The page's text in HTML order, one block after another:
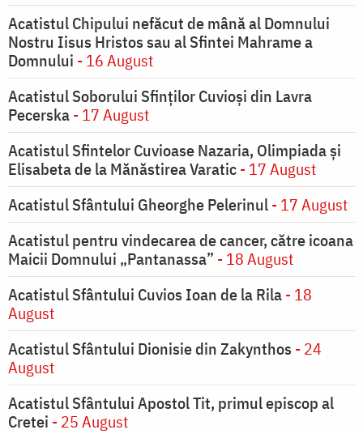
Acatistul Chipului nefăcut de mână al Domnului
Nostru Iisus Hristos sau al Sfintei Mahrame a
Domnului - 16 August
Acatistul Soborului Sfinților Cuvioși din Lavra
Pecerska- 17 August
Acatistul Sfintelor Cuvioase Nazaria, Olimpiada și
Elisabeta de la Mănăstirea Varatic- 17 August
Acatistul Sfântului Gheorghe Pelerinul- 17 August
Acatistul pentru vindecarea de cancer, către icoana
Maicii Domnului „Pantanassa” - 18 August
Acatistul Sfântului Cuvios Ioan de la Rila- 18
August
Acatistul Sfântului Dionisie din Zakynthos - 24
August
Acatistul Sfântului Apostol Tit, primul episcop al
Cretei - 25 August